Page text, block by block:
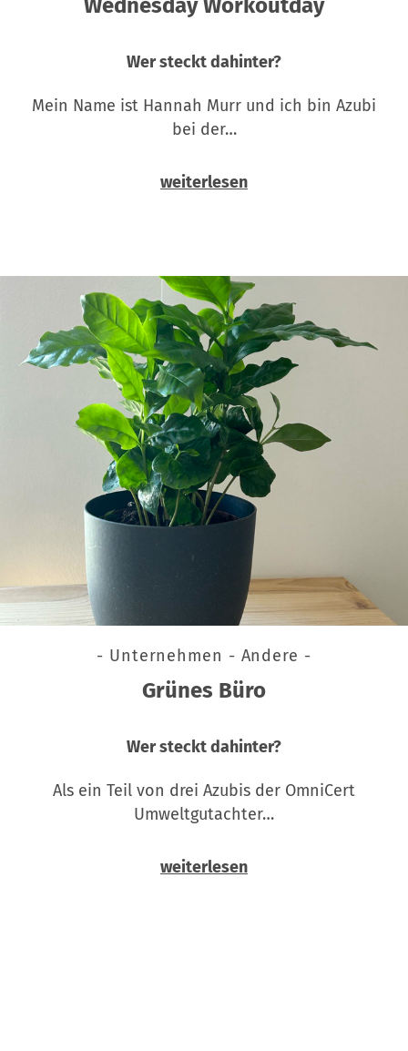
Wednesday Workoutday
Wer steckt dahinter?
Mein Name ist Hannah Murr und ich bin Azubi
bei der…
weiterlesen
- Unternehmen - Andere -
Grünes Büro
Wer steckt dahinter?
Als ein Teil von drei Azubis der OmniCert
Umweltgutachter…
weiterlesen